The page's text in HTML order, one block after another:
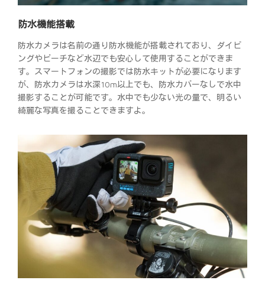
防水機能搭載
防水カメラは名前の通り防水機能が搭載されており、ダイビ
ングやビーチなど水辺でも安心して使用することができま
す。スマートフォンの撮影では防水キットが必要になります
が、防水カメラは水深10m以上でも、防水カバーなしで水中
撮影することが可能です。水中でも少ない光の量で、明るい
綺麗な写真を撮ることできますよ。